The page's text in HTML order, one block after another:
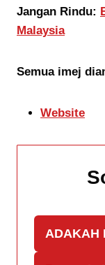
Jangan Rindu:
Malaysia
Semua imej
Website
ADAKAH